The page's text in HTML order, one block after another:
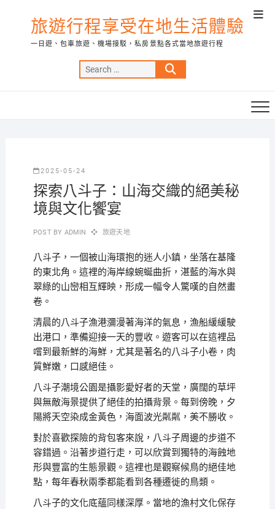
旅遊行程享受在地生活體驗
一日遊、包車旅遊、機場接駁，私房景點各式當地旅遊行程
Search
…
2025-05-24
探索八斗子：山海交織的絕美秘
境與文化饗宴
POST BY ADMIN 旅遊天地
八斗子，一個被山海環抱的迷人小鎮，坐落在基隆
的東北角。這裡的海岸線蜿蜒曲折，湛藍的海水與
翠綠的山巒相互輝映，形成一幅令人驚嘆的自然畫
卷。
清晨的八斗子漁港瀰漫著海洋的氣息，漁船緩緩駛
出港口，準備迎接一天的豐收。遊客可以在這裡品
嚐到最新鮮的海鮮，尤其是著名的八斗子小卷，肉
質鮮嫩，口感絕佳。
八斗子潮境公園是攝影愛好者的天堂，廣闊的草坪
與無敵海景提供了絕佳的拍攝背景。每到傍晚，夕
陽將天空染成金黃色，海面波光粼粼，美不勝收。
對於喜歡探險的背包客來說，八斗子周邊的步道不
容錯過。沿著步道行走，可以欣賞到獨特的海蝕地
形與豐富的生態景觀。這裡也是觀察候鳥的絕佳地
點，每年春秋兩季都能看到各種遷徙的鳥類。
八斗子的文化底蘊同樣深厚。當地的漁村文化保存